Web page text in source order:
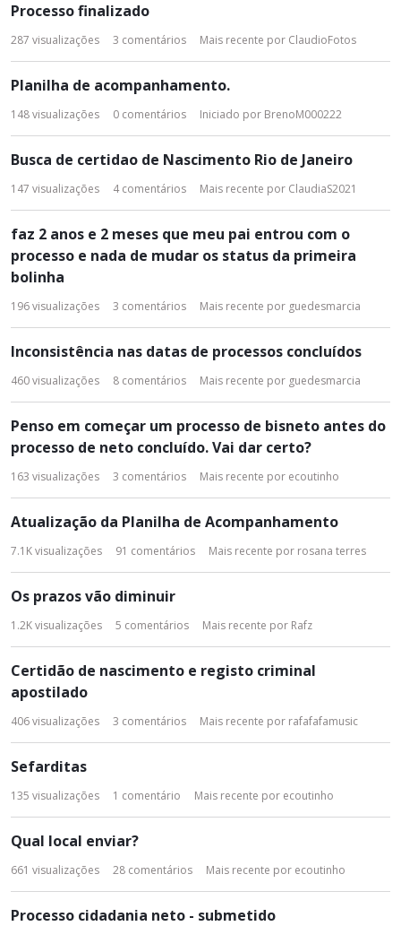
Processo finalizado
287 visualizações 3 comentários Mais recente por ClaudioFotos
Planilha de acompanhamento.
148visualizações 0 comentários Iniciado por BrenoM000222
Busca de certidao de Nascimento Rio de Janeiro
147 visualizações 4comentários Mais recente por ClaudiaS2021
faz 2 anos e 2 meses que meu pai entrou com o
processo e nada de mudar os status da primeira
bolinha
196visualizações 3 comentários Mais recente por guedesmarcia
Inconsistência nas datas de processos concluídos
460visualizações 8 comentários Mais recente por guedesmarcia
Penso em começar um processo de bisneto antes do
processo de neto concluído. Vai dar certo?
163 visualizações 3 comentários Mais recente por ecoutinho
Atualização da Planilha de Acompanhamento
7.1Kvisualizações 91 comentários Mais recente por rosana terres
Os prazos vão diminuir
1.2Kvisualizações 5 comentários Mais recente por Rafz
Certidão de nascimento e registo criminal
apostilado
406visualizações 3 comentários Mais recente por rafafafamusic
Sefarditas
135 visualizações 1 comentário Mais recente por ecoutinho
Qual local enviar?
661 visualizações 28 comentários Mais recente por ecoutinho
Processo cidadania neto - submetido